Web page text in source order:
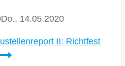
Do., 14.05.2020
II: Richtfest